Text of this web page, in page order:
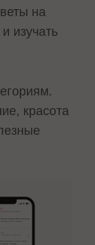
на
изучать
красота